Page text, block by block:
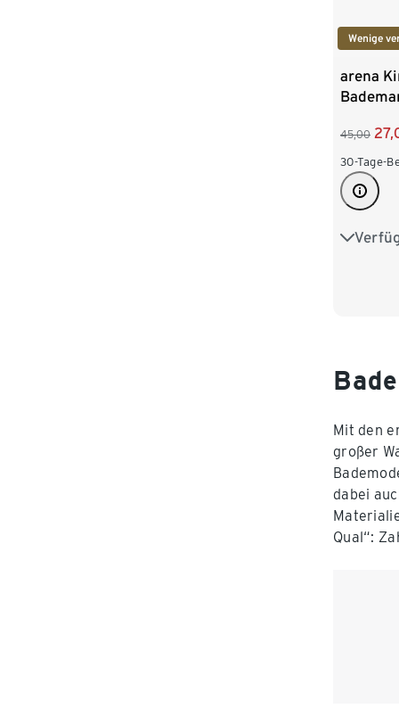
Wenige
arena
45,00
30-Tage-
116
Mit den
großer
dabei
Qual“: